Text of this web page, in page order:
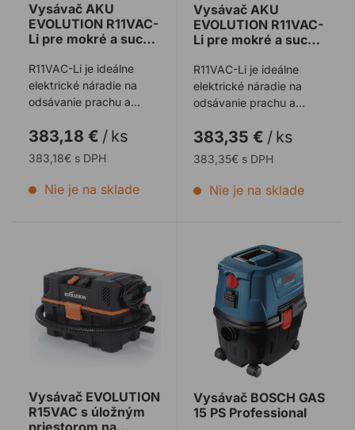
Vysávač AKU
EVOLUTION R11VAC-
Li pre mokré a suché
batériou a
nabíjačkou a ďalšou
2,0Ah batériou
ZADARMO
R11VAC-Li je ideálne
elektrické náradie na
odsávanie prachu a
práci, vo vnútr ...
383,18 € / ks
383,18€ s DPH
Nie je na sklade
Vysávač AKU
EVOLUTION R11VAC-
Li pre mokré a suché
nabíjačkou
R11VAC-Li je ideálne
elektrické náradie na
odsávanie prachu a
práci, vo vnútr ...
383,35 € / ks
383,35€ s DPH
Nie je na sklade
Vysávač EVOLUTION R15VAC s úložným priestorom
Vysávač EVOLUTION
R15VAC s úložným
Vysávač BOSCH GAS 15
Vysávač BOSCH GAS
15 PS Professional